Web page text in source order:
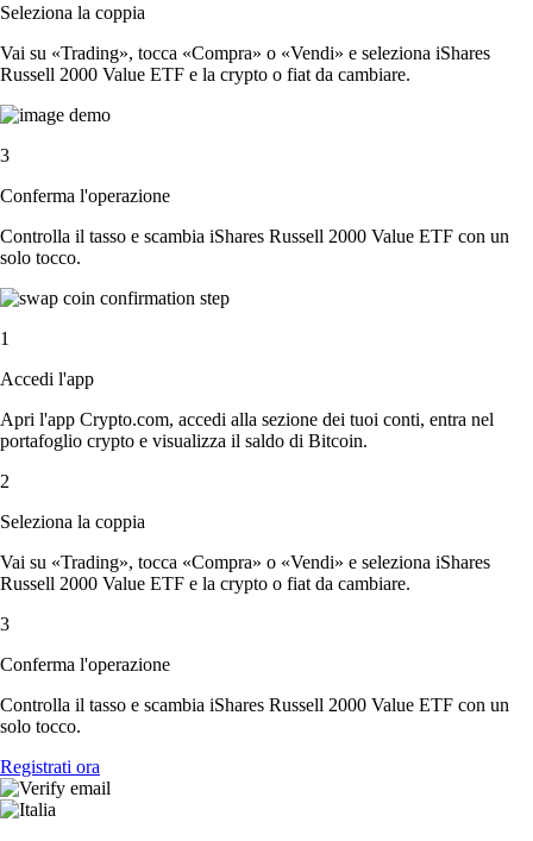
Seleziona la coppia
Vai su «Trading», tocca «Compra» o «Vendi» e seleziona iShares
Russell 2000 Value ETF e la crypto o fiat da cambiare.
3
Conferma l'operazione
Controlla il tasso e scambia iShares Russell 2000 Value ETF con un
solo tocco.
1
Accedi l'app
Apri l'app Crypto.com, accedi alla sezione dei tuoi conti, entra nel
portafoglio crypto e visualizza il saldo di Bitcoin.
2
Seleziona la coppia
Vai su «Trading», tocca «Compra» o «Vendi» e seleziona iShares
Russell 2000 Value ETF e la crypto o fiat da cambiare.
3
Conferma l'operazione
Controlla il tasso e scambia iShares Russell 2000 Value ETF con un
solo tocco.
Registrati ora